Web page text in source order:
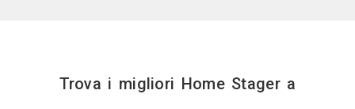
Trova i migliori Home Stager a